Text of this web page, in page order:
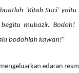
’Kitab Suci’
begitu mubazir.
bodohlah kawan!”
edaran